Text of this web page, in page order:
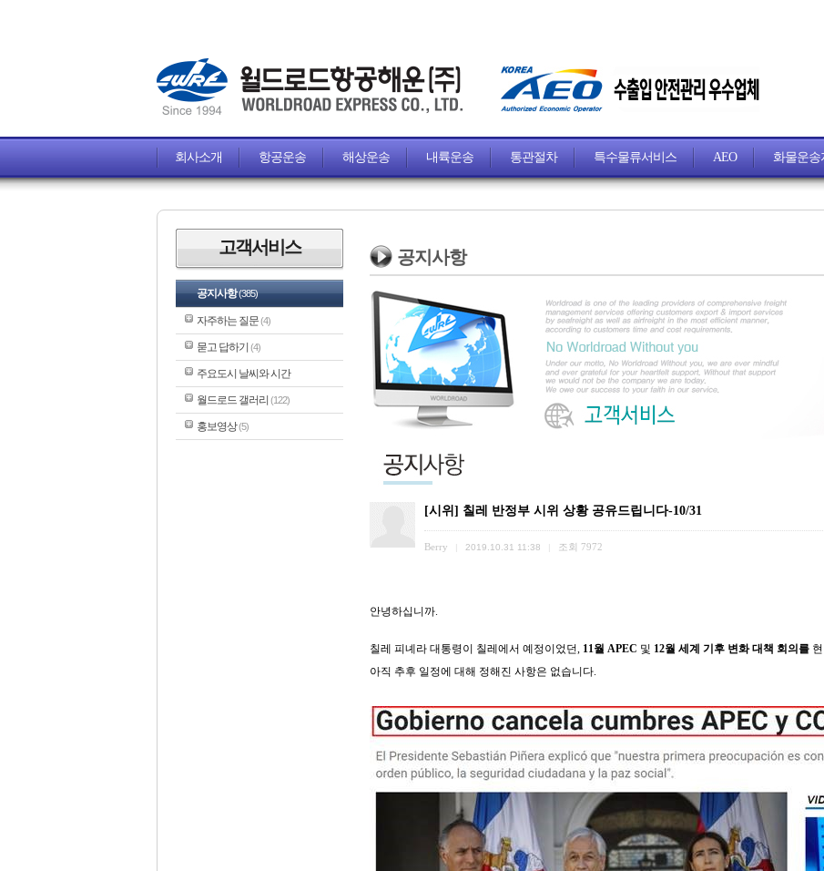
회사소개 항공운송 해상운송 내륙운송 통관절차 특수물류서비스 AEO 화물운송
고객서비스
공지사항(385)
자주하는 질문(4)
묻고 답하기 (4)
주요도시 날씨와 시간
월드로드 갤러리 (122)
홍보영상(5)
공지사항
[시위] 칠레 반정부 시위 상황 공유드립니다-10/31
Berry 2019.10.31 11:38 조회 7972
안녕하십니까.
칠레 피녜라 대통령이 칠레에서 예정이었던, 11월 APEC 및 12월 세계 기후 변화 대책 회의를
아직 추후 일정에 대해 정해진 사항은 없습니다.